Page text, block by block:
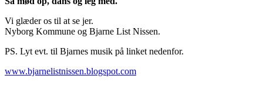
Vi glæder os til at se jer.
Nyborg Kommune og Bjarne List Nissen.
PS. Lyt evt. til Bjarnes musik på linket nedenfor.
www.bjarnelistnissen.blogspot.com